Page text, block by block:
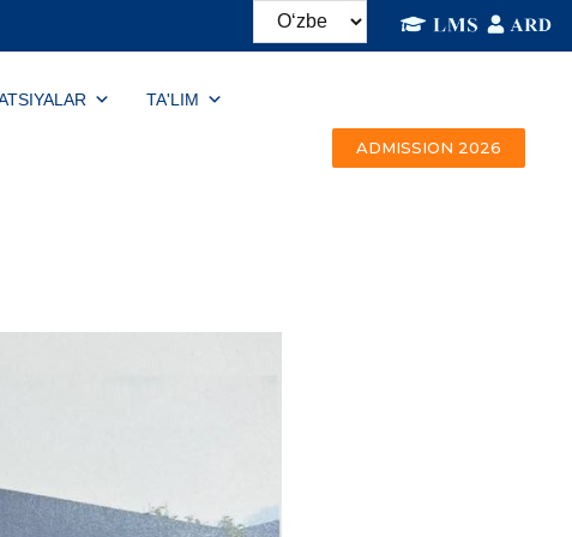
TA'LIM
ADMISSION 2026